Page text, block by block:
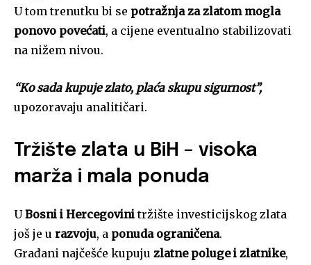
U tom trenutku bi se potražnja za zlatom mogla
ponovo povećati, a cijene eventualno stabilizovati
na nižem nivou.
“Ko sada kupuje zlato, plaća skupu sigurnost”,
upozoravaju analitičari.
Tržište zlata u BiH – visoka
marža i mala ponuda
UBosni i Hercegovinitržište investicijskog zlata
još je u razvoju, a ponuda ograničena.
Građani najčešće kupuju zlatne poluge i zlatnike,